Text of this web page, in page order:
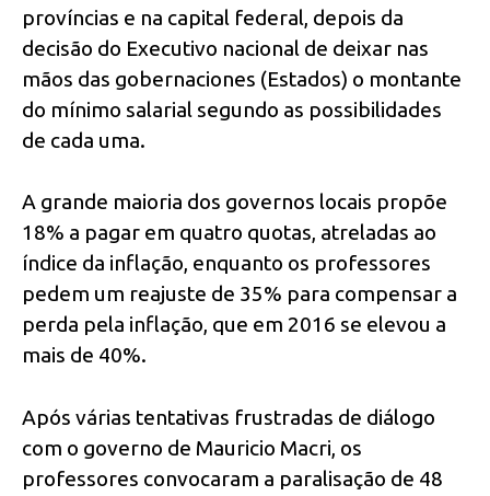
províncias e na capital federal, depois da
decisão do Executivo nacional de deixar nas
mãos das gobernaciones (Estados) o montante
do mínimo salarial segundo as possibilidades
de cada uma.
A grande maioria dos governos locais propõe
18% a pagar em quatro quotas, atreladas ao
índice da inflação, enquanto os professores
pedem um reajuste de 35% para compensar a
perda pela inflação, que em 2016 se elevou a
mais de 40%.
Após várias tentativas frustradas de diálogo
com o governo de Mauricio Macri, os
professores convocaram a paralisação de 48